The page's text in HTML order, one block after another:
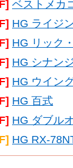
ベストメカ
HG ライジ
HG リック
HG シナン
HG ウイン
HG 百式
HG ダブル
HG RX-